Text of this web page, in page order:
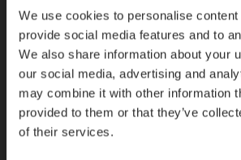
We use cookies to personalise
provide social media features and to
We also share information about your
our social media, advertising and
may combine it with other information
provided to them or that they’ve
of their services.
Neues
Effiziente Lösung zur
neuer
zur Optimierung
Abläufe